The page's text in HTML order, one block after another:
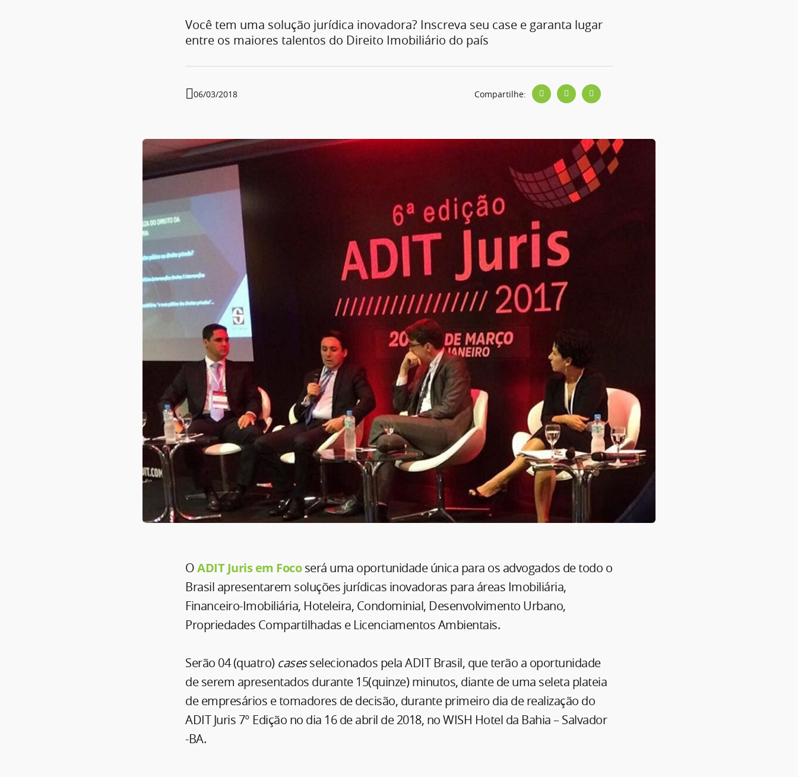
Você tem uma solução jurídica inovadora? Inscreva seu case e garanta lugar
entre os maiores talentos do Direito Imobiliário do país
06/03/2018 Compartilhe:
OADIT Juris em Focoserá uma oportunidade única para os advogados de todo o
Brasil apresentarem soluções jurídicas inovadoras para áreas Imobiliária,
Financeiro-Imobiliária, Hoteleira, Condominial, Desenvolvimento Urbano,
Propriedades Compartilhadas e Licenciamentos Ambientais.
Serão 04 (quatro) casesselecionados pela ADIT Brasil, que terão a oportunidade
de serem apresentados durante 15(quinze) minutos, diante de uma seleta plateia
de empresários e tomadores de decisão, durante primeiro dia de realização do
ADIT Juris 7° Edição no dia 16 de abril de 2018, no WISH Hotel da Bahia – Salvador
-BA.